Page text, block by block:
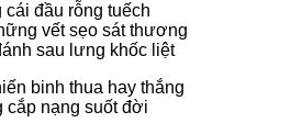
cái đầu rỗng tuếch
vết sẹo sát thương
sau lưng khốc liệt
binh thua hay thắng
cắp nạng suốt đời